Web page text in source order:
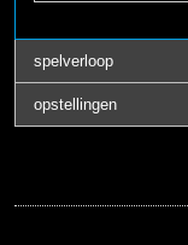
spelverloop
opstellingen